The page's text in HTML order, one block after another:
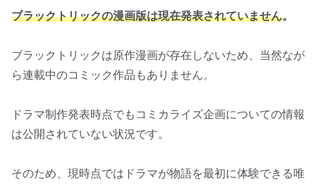
ブラックトリックの漫画版は現在発表されていません。
ブラックトリックは原作漫画が存在しないため、当然なが
ら連載中のコミック作品もありません。
ドラマ制作発表時点でもコミカライズ企画についての情報
は公開されていない状況です。
そのため、現時点ではドラマが物語を最初に体験できる唯